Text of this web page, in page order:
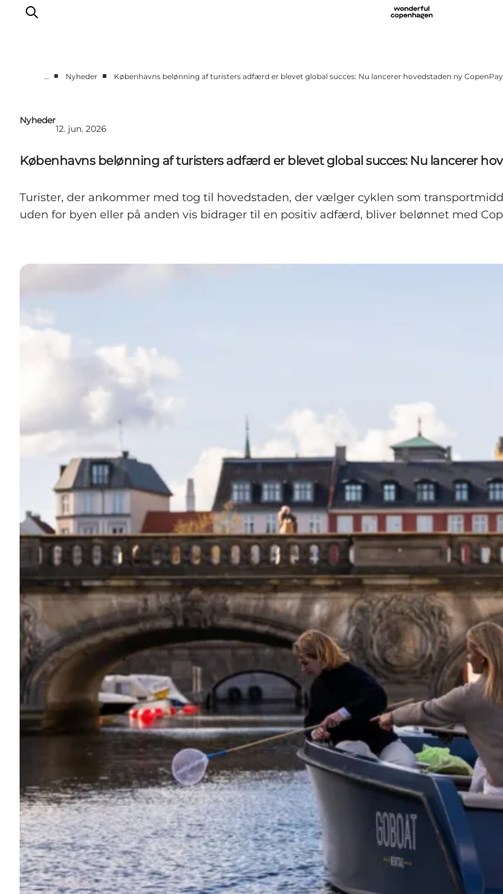
Samarbejd med os
Turismeviden
Om Wonderful Copenhagen
… ■ Nyheder ■ Københavns belønning af turisters adfærd er blevet global succes: Nu lancerer hovedstaden ny
Nyheder
12. jun. 2026
Københavns belønning af turisters adfærd er blevet global succes: Nu lancerer
Turister, der ankommer med tog til hovedstaden, der vælger cyklen som
uden for byen eller på anden vis bidrager til en positiv adfærd, bliver belønnet med